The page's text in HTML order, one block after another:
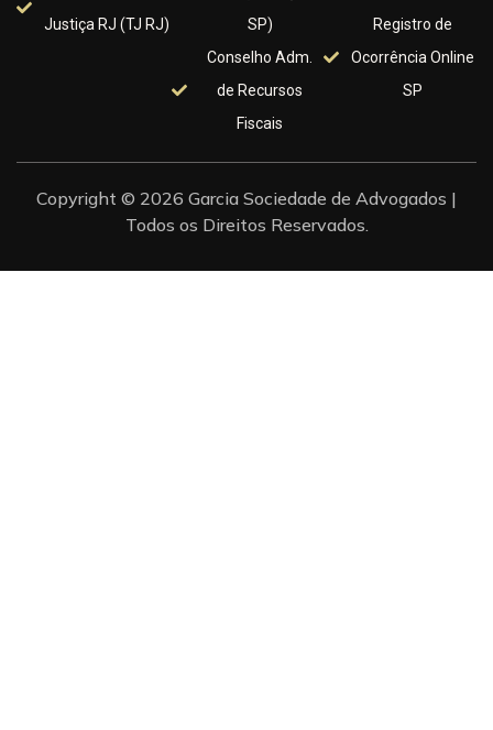
Justiça RJ (TJ RJ)
SP)
Conselho Adm.
de Recursos
Fiscais
Registro de
Ocorrência Online
SP
Copyright © 2026 Garcia Sociedade de Advogados |
Todos os Direitos Reservados.